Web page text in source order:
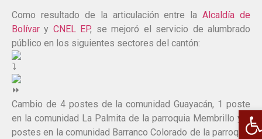
Como resultado de la articulación entre laAlcaldía de
Bolívar y CNEL EP, se mejoró el servicio de alumbrado
público en los siguientes sectores del cantón:
Cambio de 4 postes de la comunidad Guayacán, 1 poste
en la comunidad La Palmita de la parroquia Membrillo y 4
postes en la comunidad Barranco Colorado de la parroquia